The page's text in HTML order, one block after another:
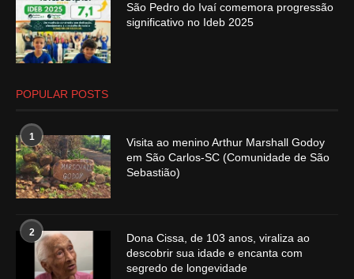
São Pedro do Ivaí comemora progressão
significativo no Ideb 2025
POPULAR POSTS
1
Visita ao menino Arthur Marshall Godoy
em São Carlos-SC (Comunidade de São
Sebastião)
2
Dona Cissa, de 103 anos, viraliza ao
descobrir sua idade e encanta com
segredo de longevidade